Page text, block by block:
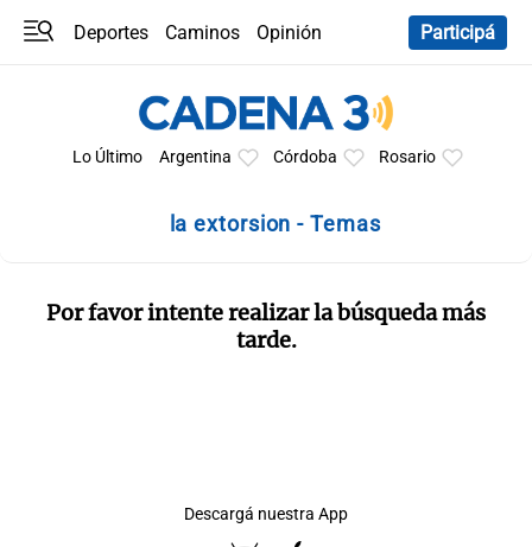
Deportes Caminos
Opinión
Participá
Lo Último Argentina Córdoba Rosario
la extorsion - Temas
Por favor intente realizar la búsqueda más
tarde.
Descargá nuestra App